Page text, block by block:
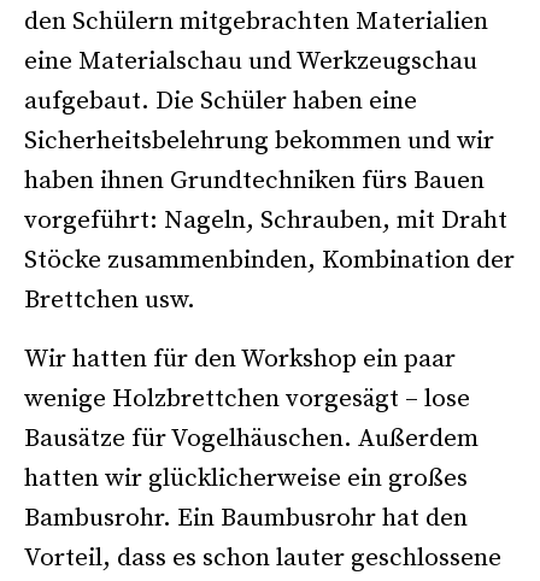
den Schülern mitgebrachten Materialien
eine Materialschau und Werkzeugschau
aufgebaut. Die Schüler haben eine
Sicherheitsbelehrung bekommen und wir
haben ihnen Grundtechniken fürs Bauen
vorgeführt: Nageln, Schrauben, mit Draht
Stöcke zusammenbinden, Kombination der
Brettchen usw.
Wir hatten für den Workshop ein paar
wenige Holzbrettchen vorgesägt – lose
Bausätze für Vogelhäuschen. Außerdem
hatten wir glücklicherweise ein großes
Bambusrohr. Ein Baumbusrohr hat den
Vorteil, dass es schon lauter geschlossene